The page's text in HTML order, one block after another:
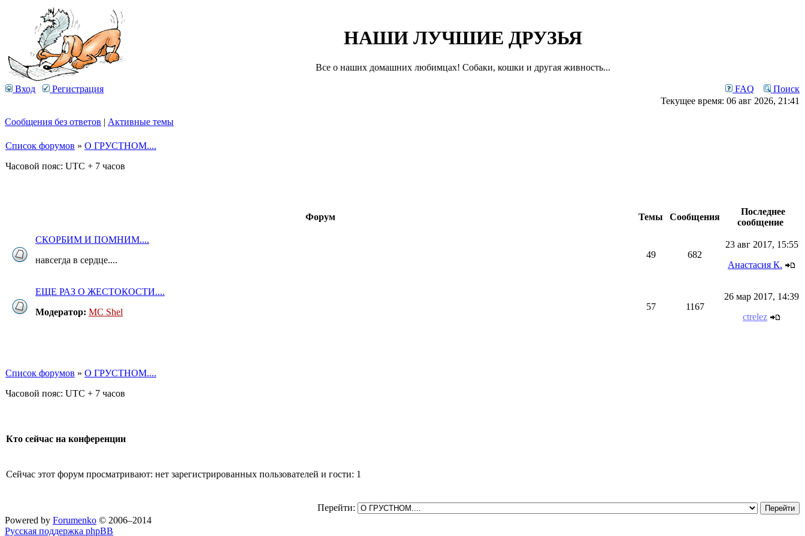
НАШИ ЛУЧШИЕ ДРУЗЬЯ
Все о наших домашних любимцах! Собаки, кошки и другая живность...
Вход Регистрация FAQ
Поиск
Текущее время: 06 авг 2026, 21:41
Сообщения без ответов | Активные темы
Список форумов » О ГРУСТНОМ....
Часовой пояс: UTC + 7 часов
Форум Темы Сообщения
Последнее
сообщение
СКОРБИМ И ПОМНИМ....
навсегда в сердце....
49 682
23 авг 2017, 15:55
Анастасия К.
ЕЩЕ РАЗ О ЖЕСТОКОСТИ....
Модератор: MC Shel
57 1167
26 мар 2017, 14:39
ctrelez
Список форумов » О ГРУСТНОМ....
Часовой пояс: UTC + 7 часов
Кто сейчас на конференции
Сейчас этот форум просматривают: нет зарегистрированных пользователей и гости: 1
Перейти:
Powered by Forumenko © 2006–2014
Русская поддержка phpBB